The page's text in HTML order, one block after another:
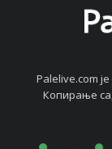
Palelive.com
Копирањe